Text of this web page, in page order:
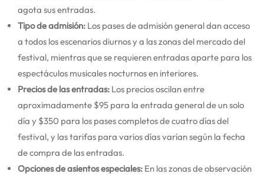
agota sus entradas.
Tipo de admisión: Los pases de admisión general dan acceso
a todos los escenarios diurnos y a las zonas del mercado del
festival, mientras que se requieren entradas aparte para los
espectáculos musicales nocturnos en interiores.
Precios de las entradas: Los precios oscilan entre
aproximadamente $95 para la entrada general de un solo
día y $350 para los pases completos de cuatro días del
festival, y las tarifas para varios días varían según la fecha
de compra de las entradas.
Opciones de asientos especiales: En las zonas de observación